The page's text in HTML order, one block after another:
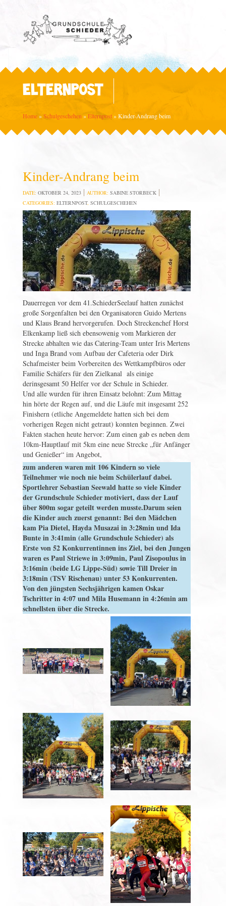
ELTERNPOST
Home » Schulgeschehen » Elternpost »Kinder-Andrang beim
Kinder-Andrang beim
DATE: OKTOBER 24, 2023 AUTHOR: SABINE STORBECK
CATEGORIES: ELTERNPOST, SCHULGESCHEHEN
Dauerregen vor dem 41.SchiederSeelauf hatten zunächst
große Sorgenfalten bei den Organisatoren Guido Mertens
und Klaus Brand hervorgerufen. Doch Streckenchef Horst
Elkenkamp ließ sich ebensowenig vom Markieren der
Strecke abhalten wie das Catering-Team unter Iris Mertens
und Inga Brand vom Aufbau der Cafeteria oder Dirk
Schafmeister beim Vorbereiten des Wettkampfbüros oder
Familie Schäfers für den Zielkanal als einige
derinsgesamt 50 Helfer vor der Schule in Schieder.
Und alle wurden für ihren Einsatz belohnt: Zum Mittag
hin hörte der Regen auf, und die Läufe mit insgesamt 252
Finishern (etliche Angemeldete hatten sich bei dem
vorherigen Regen nicht getraut) konnten beginnen. Zwei
Fakten stachen heute hervor: Zum einen gab es neben dem
10km-Hauptlauf mit 5km eine neue Strecke „für Anfänger
und Genießer“ im Angebot,
zum anderen waren mit 106 Kindern so viele
Teilnehmer wie noch nie beim Schülerlauf dabei.
Sportlehrer Sebastian Seewald hatte so viele Kinder
der Grundschule Schieder motiviert, dass der Lauf
über 800m sogar geteilt werden musste.Darum seien
die Kinder auch zuerst genannt: Bei den Mädchen
kam Pia Dietel, Hayda Musazai in 3:28min und Ida
Bunte in 3:41min (alle Grundschule Schieder) als
Erste von 52 Konkurrentinnen ins Ziel, bei den Jungen
waren es Paul Striewe in 3:09min, Paul Zisopoulus in
3:16min (beide LG Lippe-Süd) sowie Till Dreier in
3:18min (TSV Rischenau) unter 53 Konkurrenten.
Von den jüngsten Sechsjährigen kamen Oskar
Tschritter in 4:07 und Mila Husemann in 4:26min am
schnellsten über die Strecke.